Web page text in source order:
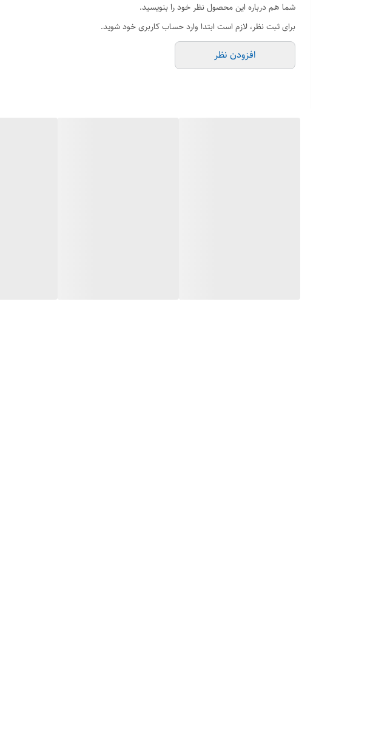
نت میانی: قهوه عربیکا، برگ بنفشه
رایحه پایه: چوب صندل، وانیل
شما هم درباره این محصول نظر خود را بنویسید.
برای ثبت نظر، لازم است ابتدا وارد حساب کاربری خود شوید.
افزودن نظر